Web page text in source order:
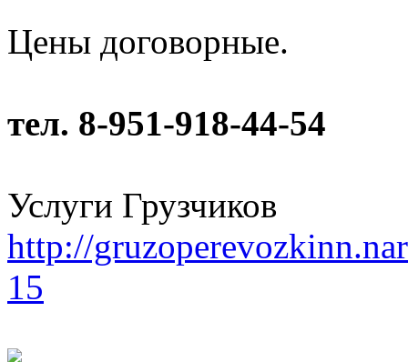
Цены договорные.
тел. 8-951-918-44-54
Услуги Грузчиков
http://
15